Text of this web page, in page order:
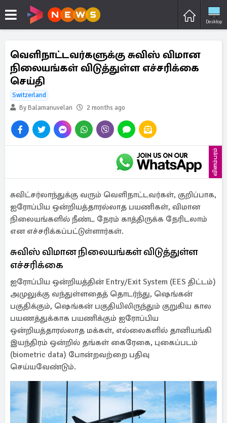
Desktop
வெளிநாட்டவர்களுக்கு சுவிஸ் விமான
நிலையங்கள் விடுத்துள்ள எச்சரிக்கை
செய்தி
Switzerland
By Balamanuvelan
2 months ago
விளம்பரம்
சுவிட்சர்லாந்துக்கு வரும் வெளிநாட்டவர்கள், குறிப்பாக,
ஐரோப்பிய ஒன்றியத்தாரல்லாத பயணிகள், விமான
நிலையங்களில் நீண்ட நேரம் காத்திருக்க நேரிடலாம்
என எச்சரிக்கப்பட்டுள்ளார்கள்.
சுவிஸ் விமான நிலையங்கள் விடுத்துள்ள
எச்சரிக்கை
ஐரோப்பிய ஒன்றியத்தின் Entry/Exit System (EES திட்டம்)
அமுலுக்கு வந்துள்ளதைத் தொடர்ந்து, ஷெங்கன்
பகுதிக்கும், ஷெங்கன் பகுதியிலிருந்தும் குறுகிய கால
பயணத்துக்காக பயணிக்கும் ஐரோப்பிய
ஒன்றியத்தாரல்லாத மக்கள், எல்லைகளில் தானியங்கி
இயந்திரம் ஒன்றில் தங்கள் கைரேகை, புகைப்படம்
(biometric data) போன்றவற்றை பதிவு
செய்யவேண்டும்.